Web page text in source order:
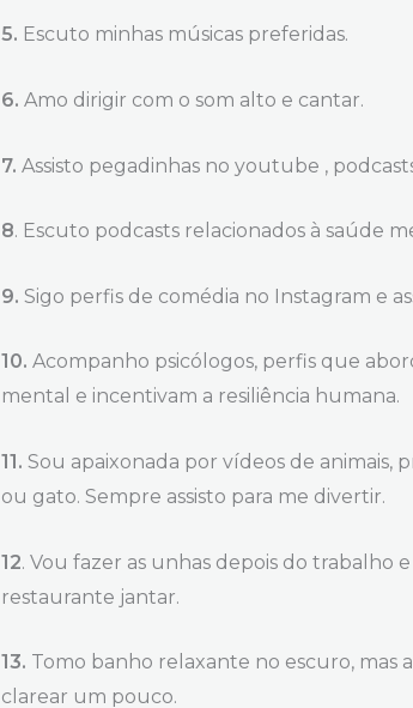
5. Escuto minhas músicas preferidas.
6. Amo dirigir com o som alto e cantar.
7. Assisto pegadinhas no youtube ,
8. Escuto podcasts relacionados à saúde
9. Sigo perfis de comédia no Instagram e
10. Acompanho psicólogos, perfis que
mental e incentivam a resiliência humana.
11. Sou apaixonada por vídeos de animais,
ou gato. Sempre assisto para me divertir.
12. Vou fazer as unhas depois do trabalho
restaurante jantar.
13. Tomo banho relaxante no escuro, mas
clarear um pouco.